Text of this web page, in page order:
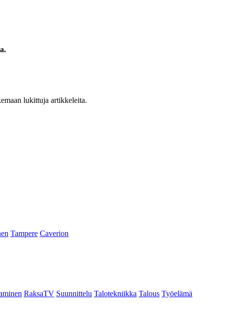
lukittuja artikkeleita.
Tampere Caverion
RaksaTV Suunnittelu Talotekniikka Talous Työelämä